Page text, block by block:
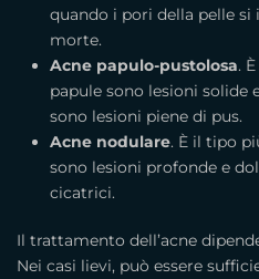
quando i pori della pelle si
morte.
Acne papulo-pustolosa.
papule sono lesioni solide
sono lesioni piene di pus.
Acne nodulare. È il tipo
sono lesioni profonde e
cicatrici.
Il trattamento dell’acne
Nei casi lievi, può essere